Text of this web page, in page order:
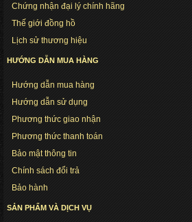
Chứng nhận đại lý chính hãng
Thế giới đồng hồ
Lịch sử thương hiệu
HƯỚNG DẪN MUA HÀNG
Hướng dẫn mua hàng
Hướng dẫn sử dụng
Phương thức giao nhận
Phương thức thanh toán
Bảo mật thông tin
Chính sách đổi trả
Bảo hành
SẢN PHẨM VÀ DỊCH VỤ